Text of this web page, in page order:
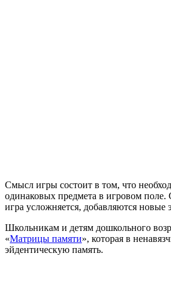
Смысл игры состоит в том, что
одинаковых предмета в игровом
игра усложняется, добавляются новые
Школьникам и детям дошкольного
«Матрицы памяти», которая в
эйдентическую память.